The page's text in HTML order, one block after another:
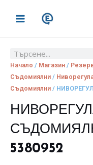
MENU
Search
Начало / Магазин /
Съдомиялни /
Съдомиялни /
5380952